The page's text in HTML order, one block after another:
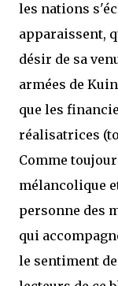
les nations
apparaissent,
désir de sa
armées de
que les
réalisatrices
Comme
mélancolique
personne des
qui
le sentiment